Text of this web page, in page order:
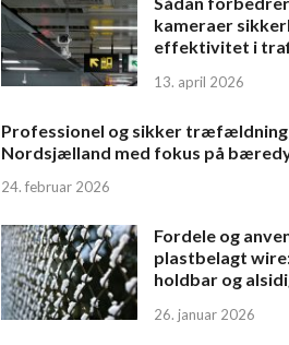
kameraer
effektivitet i
13. april 2026
Professionel og sikker
Nordsjælland med fokus på
24. februar 2026
Fordele og
plastbelagt
holdbar og
26. januar 2026